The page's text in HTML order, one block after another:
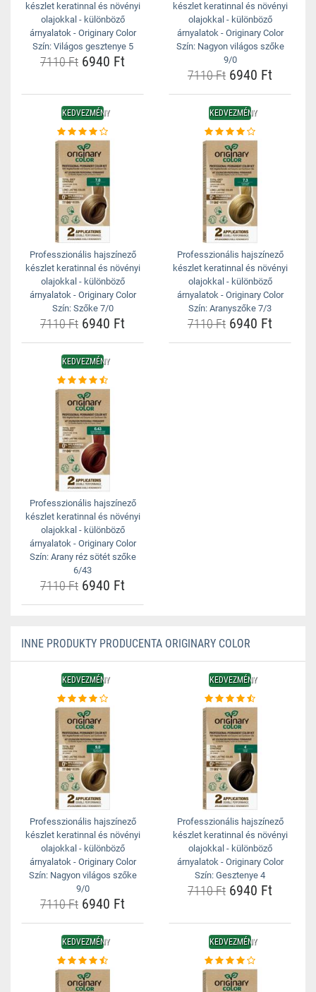
készlet keratinnal és növényi
olajokkal - különböző
árnyalatok - Originary Color
Szín: Világos gesztenye 5
7110 Ft 6940 Ft
készlet keratinnal és növényi
olajokkal - különböző
árnyalatok - Originary Color
Szín: Nagyon világos szőke
9/0
7110 Ft 6940 Ft
KEDVEZMÉNY
Professzionális hajszínező
készlet keratinnal és növényi
olajokkal - különböző
árnyalatok - Originary Color
Szín: Szőke 7/0
7110 Ft 6940 Ft
KEDVEZMÉNY
Professzionális hajszínező
készlet keratinnal és növényi
olajokkal - különböző
árnyalatok - Originary Color
Szín: Aranyszőke 7/3
7110 Ft 6940 Ft
KEDVEZMÉNY
Professzionális hajszínező
készlet keratinnal és növényi
olajokkal - különböző
árnyalatok - Originary Color
Szín: Arany réz sötét szőke
6/43
7110 Ft 6940 Ft
INNE PRODUKTY PRODUCENTA ORIGINARY COLOR
KEDVEZMÉNY
Professzionális hajszínező
készlet keratinnal és növényi
olajokkal - különböző
árnyalatok - Originary Color
Szín: Nagyon világos szőke
9/0
7110 Ft 6940 Ft
KEDVEZMÉNY
Professzionális hajszínező
készlet keratinnal és növényi
olajokkal - különböző
árnyalatok - Originary Color
Szín: Gesztenye 4
7110 Ft 6940 Ft
KEDVEZMÉNY KEDVEZMÉNY